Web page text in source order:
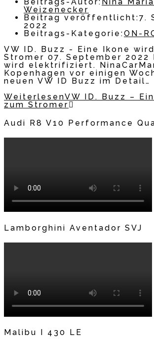
Weizenecker
Beitrag veröffentlicht:7.
2022
Beitrags-Kategorie:ON-
VW ID. Buzz - Eine Ikone
Stromer 07. September 2022
wird elektrifiziert.
Kopenhagen vor einigen
neuen VW ID Buzz im Detail…
WeiterlesenVW ID. Buzz –
zum Stromer
Audi R8 V10 Performance
Lamborghini Aventador SVJ
Malibu I 430 LE